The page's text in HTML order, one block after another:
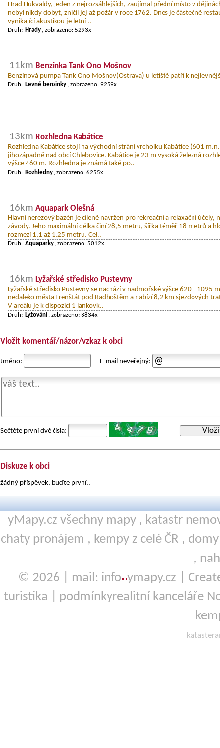
Hrad Hukvaldy, jeden z nejrozsáhlejších, zaujímal přední místo v
nebyl nikdy dobyt, zničil jej až požár v roce 1762. Dnes je částečně
vynikající akustikou je letní ..
Druh: Hrady , zobrazeno: 5293x
11km Benzinka Tank Ono Mošnov
Benzínová pumpa Tank Ono Mošnov(Ostrava) u letiště patří k
Druh: Levné benzinky , zobrazeno: 9259x
13km Rozhledna Kabátice
Rozhledna Kabátice stojí na východní stráni vrcholku Kabátice (601
jihozápadně nad obcí Chlebovice. Kabátice je 23 m vysoká železná
výšce 460 m. Rozhledna je známá také po..
Druh: Rozhledny , zobrazeno: 6255x
16km Aquapark Olešná
Hlavní nerezový bazén je cíleně navržen pro rekreační a relaxační účely,
závody. Jeho maximální délka činí 28,5 metru, šířka téměř 18 metrů a
rozmezí 1,1 až 1,25 metru. Cel..
Druh: Aquaparky , zobrazeno: 5012x
16km Lyžařské středisko Pustevny
Lyžařské středisko Pustevny se nachází v nadmořské výšce 620 - 1095
nedaleko města Frenštát pod Radhoštěm a nabízí 8,2 km sjezdových
V areálu je k dispozici 1 lankovk..
Druh: Lyžování , zobrazeno: 3834x
Vložit komentář/názor/vzkaz k obci
Jméno: E-mail neveřejný:
Sečtěte první dvě čísla:
Diskuze k obci
žádný příspěvek, buďte první..
yMapy.cz všechny mapy , katastr
chaty pronájem , kempy z celé ČR ,
,
© 2026 | mail: info ymapy.cz |
turistika
podmínkyrealitní kanceláře